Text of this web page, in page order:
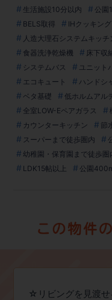
生活施設10分以内
公園
BELS取得
IHクッキン
人造大理石システムキッチ
食器洗浄乾燥機
床下収
システムバス
ユニット
エコキュート
ハンドシ
ベタ基礎
低ホルムアル
全室LOW-Eペアガラス
カウンターキッチン
節
スーパーまで徒歩圏内
幼稚園・保育園まで徒歩圏
LDK15帖以上
公園
☆リビングを見渡せ